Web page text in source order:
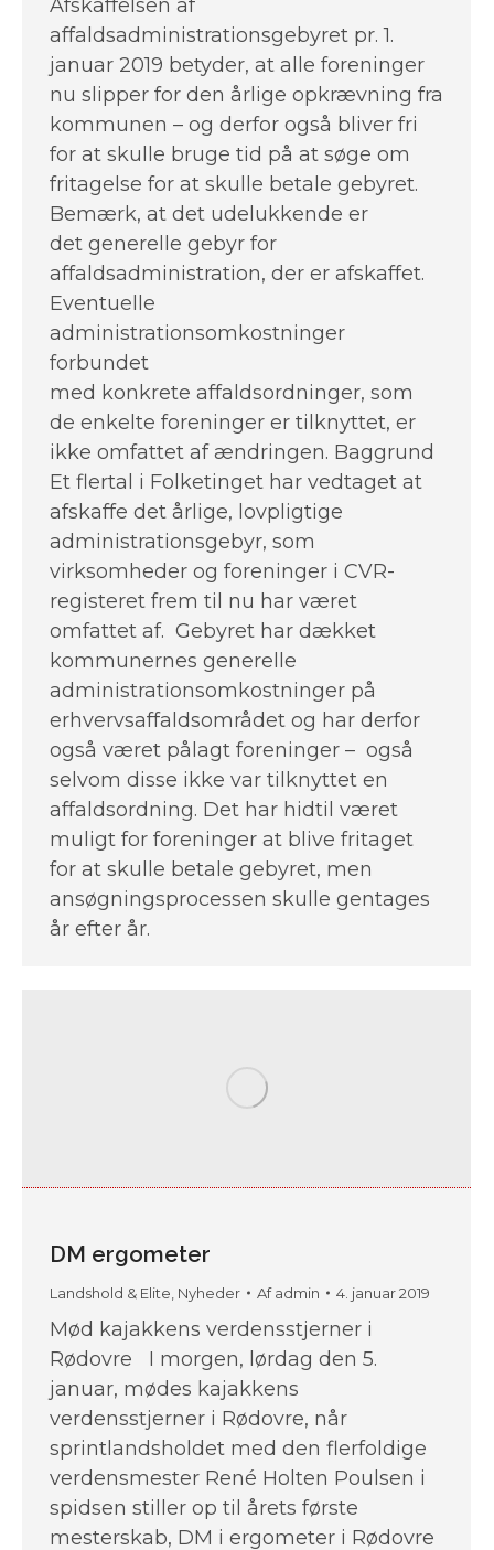
Afskaffelsen af
affaldsadministrationsgebyret pr. 1.
januar 2019 betyder, at alle foreninger
nu slipper for den årlige opkrævning fra
kommunen – og derfor også bliver fri
for at skulle bruge tid på at søge om
fritagelse for at skulle betale gebyret.
Bemærk, at det udelukkende er
det generelle gebyr for
affaldsadministration, der er afskaffet.
Eventuelle
administrationsomkostninger
forbundet
med konkrete affaldsordninger, som
de enkelte foreninger er tilknyttet, er
ikke omfattet af ændringen. Baggrund
Et flertal i Folketinget har vedtaget at
afskaffe det årlige, lovpligtige
administrationsgebyr, som
virksomheder og foreninger i CVR-
registeret frem til nu har været
omfattet af. Gebyret har dækket
kommunernes generelle
administrationsomkostninger på
erhvervsaffaldsområdet og har derfor
også været pålagt foreninger – også
selvom disse ikke var tilknyttet en
affaldsordning. Det har hidtil været
muligt for foreninger at blive fritaget
for at skulle betale gebyret, men
ansøgningsprocessen skulle gentages
år efter år.
DM ergometer
Landshold & Elite, Nyheder Afadmin 4. januar 2019
Mød kajakkens verdensstjerner i
Rødovre I morgen, lørdag den 5.
januar, mødes kajakkens
verdensstjerner i Rødovre, når
sprintlandsholdet med den flerfoldige
verdensmester René Holten Poulsen i
spidsen stiller op til årets første
mesterskab, DM i ergometer i Rødovre